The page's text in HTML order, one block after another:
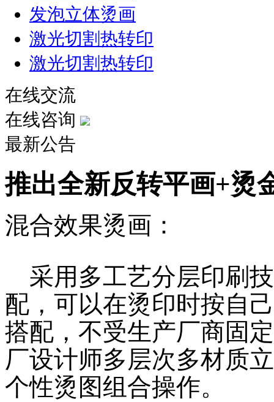
发泡立体烫画
激光切割热转印
激光切割热转印
在线交流
在线咨询
最新公告
推出全新反转平画+烫
混合效果烫画：
采用多工艺分层印刷
配，可以在烫印时按自
搭配，不受生产厂商固
厂设计师多层次多材质
个性烫图组合操作。